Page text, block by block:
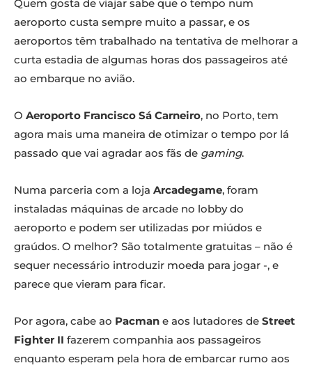
Quem gosta de viajar sabe que o tempo num
aeroporto custa sempre muito a passar, e os
aeroportos têm trabalhado na tentativa de melhorar a
curta estadia de algumas horas dos passageiros até
ao embarque no avião.
O Aeroporto Francisco Sá Carneiro, no Porto, tem
agora mais uma maneira de otimizar o tempo por lá
passado que vai agradar aos fãs de gaming.
Numa parceria com a loja Arcadegame, foram
instaladas máquinas de arcade no lobby do
aeroporto e podem ser utilizadas por miúdos e
graúdos. O melhor? São totalmente gratuitas – não é
sequer necessário introduzir moeda para jogar -, e
parece que vieram para ficar.
Por agora, cabe ao Pacman e aos lutadores de Street
Fighter II fazerem companhia aos passageiros
enquanto esperam pela hora de embarcar rumo aos